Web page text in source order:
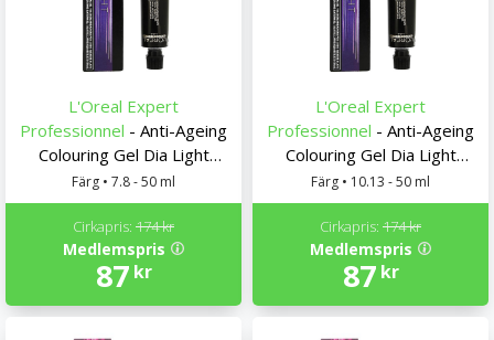
L'Oreal Expert
Professionnel - Anti-Ageing
Colouring Gel Dia Light
L'Oreal Expert
Professionnel
Färg • 7.8 - 50 ml
Medlemspris
87 kr
Cirkapris: 174 kr
L'Oreal Expert
Professionnel - Anti-Ageing
Colouring Gel Dia Light
L'Oreal Expert
Professionnel
Färg • 10.13 - 50 ml
Medlemspris
87 kr
Cirkapris: 174 kr